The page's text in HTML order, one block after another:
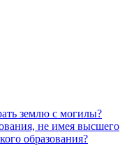
землю с могилы?
не имея высшего
образования?